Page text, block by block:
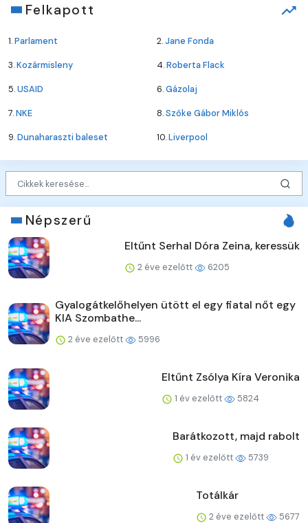
Felkapott
1.Parlament 2.Jane Fonda
3.Kozármisleny 4.Roberta Flack
5.USAID 6.Gázolaj
7.NKE 8.Szőke Gábor Miklós
9.Dunaharaszti baleset 10.Liverpool
Népszerű
Eltűnt Serhal Dóra Zeina, keressük
2 éve ezelőtt 6205
Gyalogátkelőhelyen ütött el egy fiatal nőt egy
KIA Szombathe...
2 éve ezelőtt 5996
Eltűnt Zsólya Kíra Veronika
1 év ezelőtt 5824
Barátkozott, majd rabolt
1 év ezelőtt 5739
Totálkár
2 éve ezelőtt 5677